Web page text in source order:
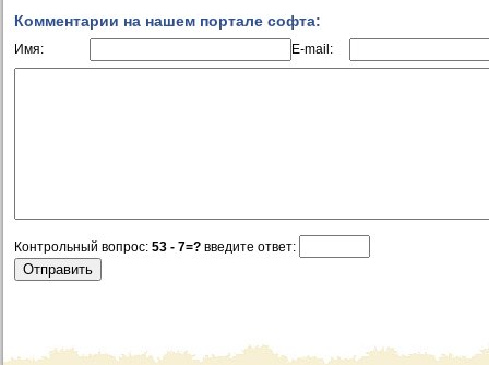
Комментарии на нашем портале софта:
Имя: E-mail:
Контрольный вопрос: 53 - 7=? введите ответ: